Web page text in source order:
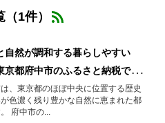
1件）
自然が調和する暮らしやすい
京都府中市のふるさと納税で人
礼品をご紹介‼
、東京都のほぼ中央に位置する歴史
色濃く残り豊かな自然に恵まれた都
府中市の...